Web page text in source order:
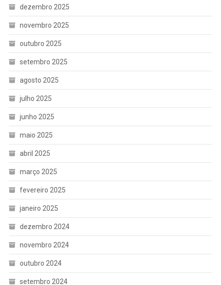
dezembro 2025
novembro 2025
outubro 2025
setembro 2025
agosto 2025
julho 2025
junho 2025
maio 2025
abril 2025
março 2025
fevereiro 2025
janeiro 2025
dezembro 2024
novembro 2024
outubro 2024
setembro 2024